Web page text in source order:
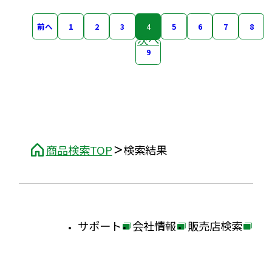
商品検索TOP 検索結果
前へ 1 2 3 4 5 6 7 8
9
次へ
外
サポート
外
会社情報
外
販売店検索